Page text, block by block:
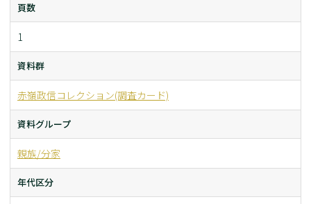
頁数
1
資料群
赤嶺政信コレクション(調査カード)
資料グループ
親族/分家
年代区分